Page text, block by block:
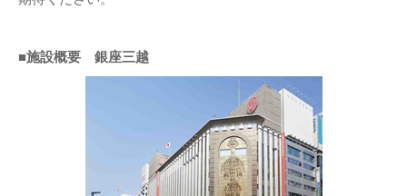
■施設概要 銀座三越